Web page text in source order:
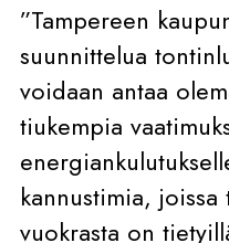
”Tampereen
suunnittelua
voidaan antaa
tiukempia
kannustimia,
vuokrasta on